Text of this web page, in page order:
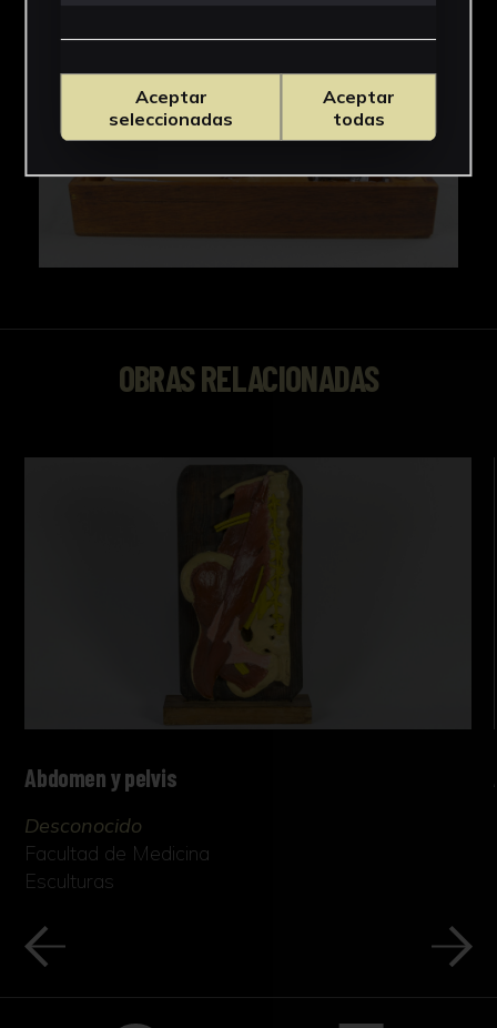
OBRAS RELACIONADAS
Abdomen y pelvis
Desconocido
Facultad de Medicina
Esculturas
Aceptar
seleccionadas
Aceptar
todas